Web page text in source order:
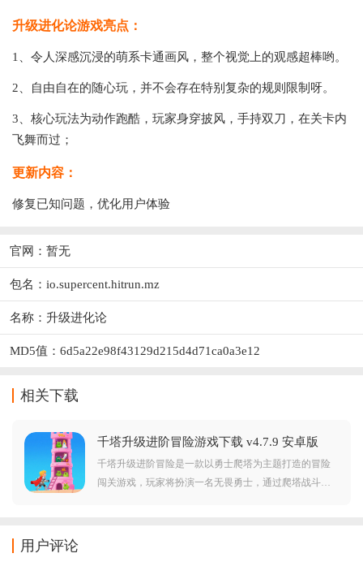
升级进化论游戏亮点：
1、令人深感沉浸的萌系卡通画风，整个视觉上的观感超棒哟。
2、自由自在的随心玩，并不会存在特别复杂的规则限制呀。
3、核心玩法为动作跑酷，玩家身穿披风，手持双刀，在关卡内
飞舞而过；
更新内容：
修复已知问题，优化用户体验
官网：暂无
包名：io.supercent.hitrun.mz
名称：升级进化论
MD5值：6d5a22e98f43129d215d4d71ca0a3e12
相关下载
千塔升级进阶冒险游戏下载 v4.7.9 安卓版
千塔升级进阶冒险是一款以勇士爬塔为主题打造的冒险
闯关游戏，玩家将扮演一名无畏勇士，通过爬塔战斗来
用户评论